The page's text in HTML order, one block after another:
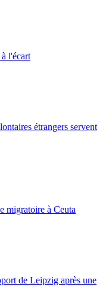
l'écart
étrangers servent
migratoire à Ceuta
de Leipzig après une